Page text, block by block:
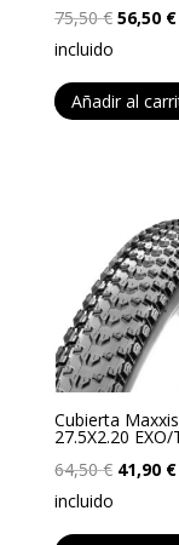
75,50€ El
original
era:
56,50 €
incluido
Añadir al
Cubierta
27.5X2.20 EXO/
64,50€ El
original
41,90 €
incluido